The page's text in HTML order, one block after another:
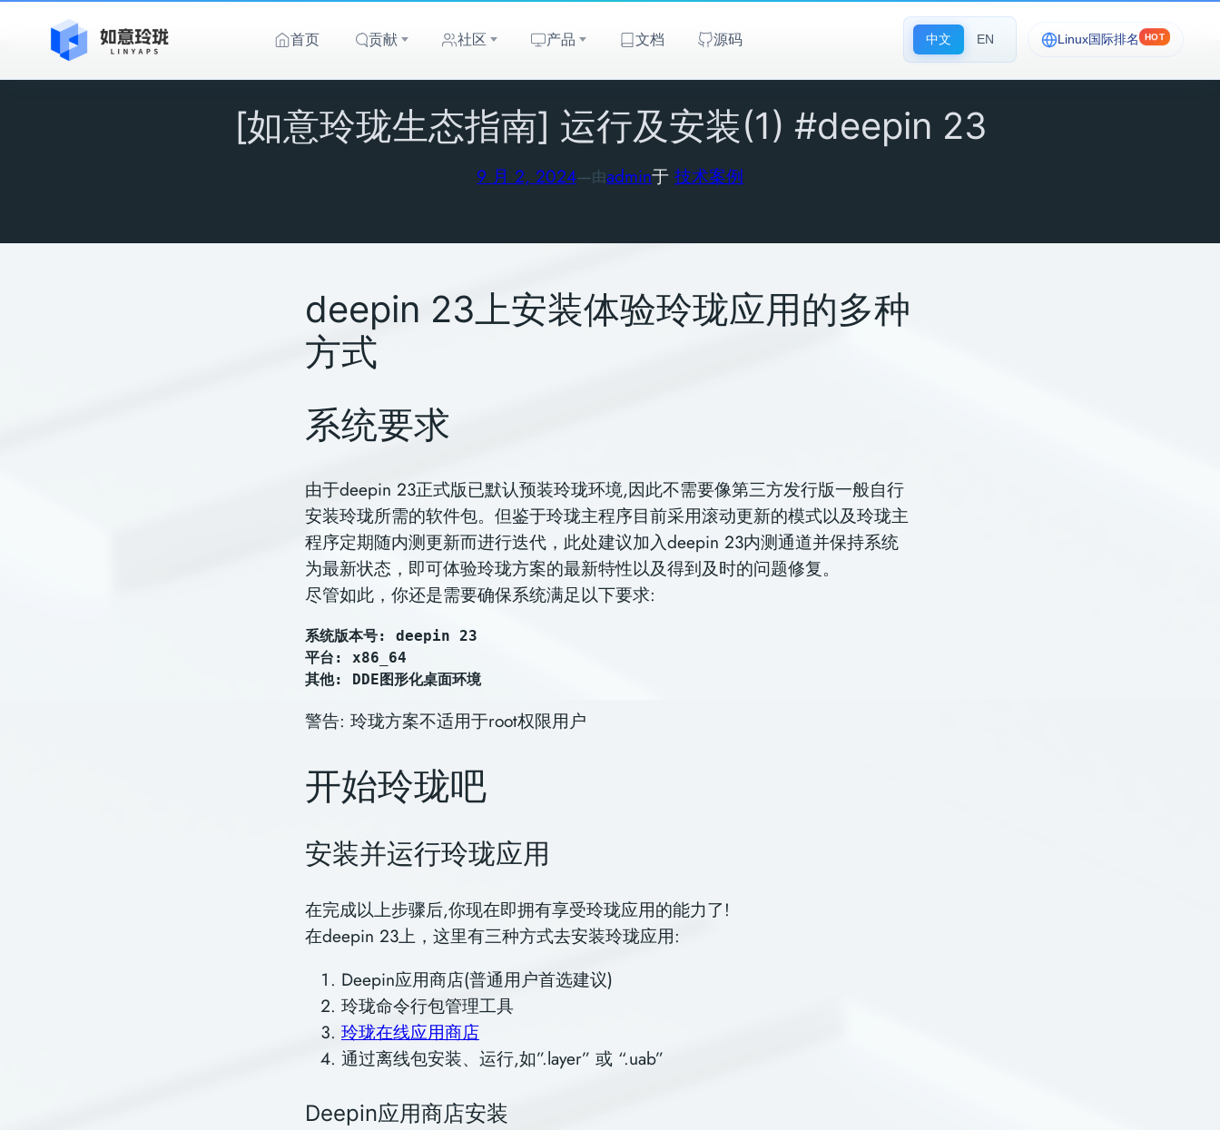
首页 贡献 社区 产品 文档 源码 中文 EN Linux国际排名 HOT
[如意玲珑生态指南] 运行及安装(1) #deepin 23
9 月 2, 2024—由admin于 技术案例
deepin 23上安装体验玲珑应用的多种
方式
系统要求
由于deepin 23正式版已默认预装玲珑环境,因此不需要像第三方发行版一般自行
安装玲珑所需的软件包。但鉴于玲珑主程序目前采用滚动更新的模式以及玲珑主
程序定期随内测更新而进行迭代，此处建议加入deepin 23内测通道并保持系统
为最新状态，即可体验玲珑方案的最新特性以及得到及时的问题修复。
尽管如此，你还是需要确保系统满足以下要求:
系统版本号: deepin 23
平台: x86_64
其他: DDE图形化桌面环境
警告: 玲珑方案不适用于root权限用户
开始玲珑吧
安装并运行玲珑应用
在完成以上步骤后,你现在即拥有享受玲珑应用的能力了!
在deepin 23上，这里有三种方式去安装玲珑应用:
Deepin应用商店(普通用户首选建议)
玲珑命令行包管理工具
玲珑在线应用商店
通过离线包安装、运行,如”.layer” 或 “.uab”
Deepin应用商店安装